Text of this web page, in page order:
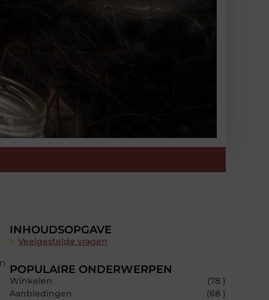
INHOUDSOPGAVE
Veelgestelde vragen
POPULAIRE ONDERWERPEN
Winkelen
(78 )
Aanbiedingen
(68 )